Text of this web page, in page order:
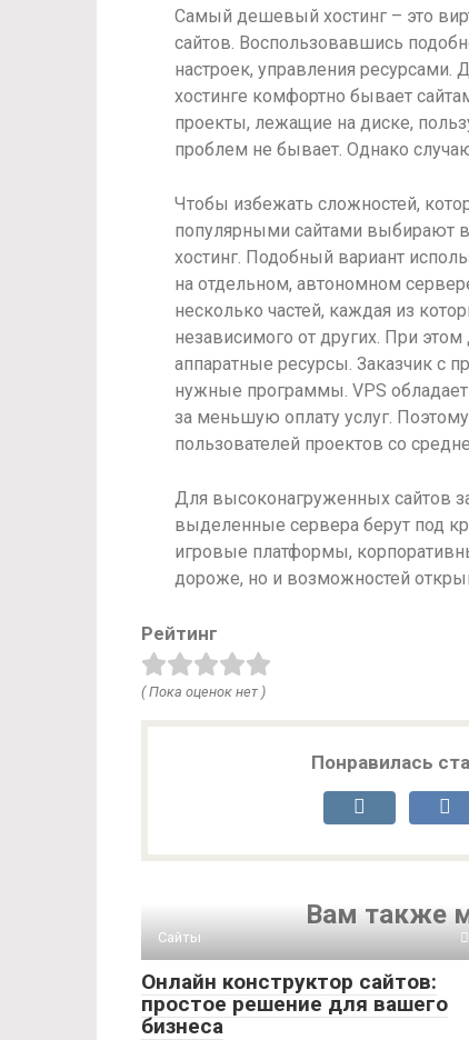
Самый дешевый хостинг – это
сайтов. Воспользовавшись
настроек, управления
хостинге комфортно бывает
проекты, лежащие на диске,
проблем не бывает. Однако
Чтобы избежать сложностей,
популярными сайтами выбирают
хостинг. Подобный вариант
на отдельном, автономном
несколько частей, каждая из
независимого от других. При
аппаратные ресурсы. Заказчик с
нужные программы. VPS
за меньшую оплату услуг.
пользователей проектов со
Для высоконагруженных сайтов
выделенные сервера берут под
игровые платформы,
дороже, но и возможностей
Рейтинг
( Пока оценок нет )
Понравилась
Вам также
Сайты
Онлайн конструктор сайтов:
простое решение для вашего
бизнеса